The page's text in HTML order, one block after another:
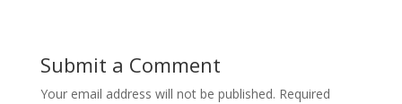
Submit a Comment
Your email address will not be published. Required